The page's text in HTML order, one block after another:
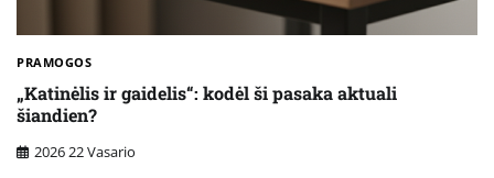
PRAMOGOS
„Katinėlis ir gaidelis“: kodėl ši pasaka aktuali
šiandien?
2026 22 Vasario